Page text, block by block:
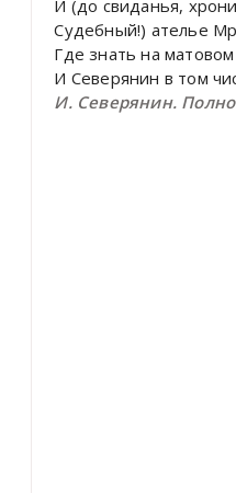
И (до свиданья,
Судебный!) ателье
Где знать на матовом
И Северянин в том
И. Северянин.